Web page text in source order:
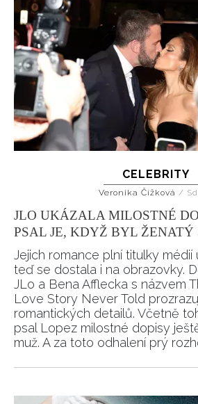
CELEBRITY
Veronika Čížková /
JLO UKÁZALA MILOSTNÉ
PSAL JE, KDYŽ BYL ŽENATÝ
Jejich romance plní titulky médií
teď se dostala i na obrazovky.
JLo a Bena Afflecka s názvem
Love Story Never Told
romantických detailů. Včetně
psal Lopez milostné dopisy
muž. A za toto odhalení prý